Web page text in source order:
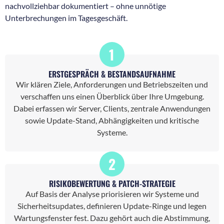
nachvollziehbar dokumentiert – ohne unnötige
Unterbrechungen im Tagesgeschäft.
1
ERSTGESPRÄCH & BESTANDSAUFNAHME
Wir klären Ziele, Anforderungen und Betriebszeiten und
verschaffen uns einen Überblick über Ihre Umgebung.
Dabei erfassen wir Server, Clients, zentrale Anwendungen
sowie Update-Stand, Abhängigkeiten und kritische
Systeme.
2
RISIKOBEWERTUNG & PATCH-STRATEGIE
Auf Basis der Analyse priorisieren wir Systeme und
Sicherheitsupdates, definieren Update-Ringe und legen
Wartungsfenster fest. Dazu gehört auch die Abstimmung,